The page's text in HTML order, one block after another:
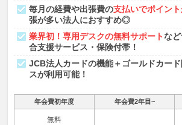
毎月の経費や出張費の支払いでポイン
張が多い法人におすすめ◎
業界初！専用デスクの無料サポートな
合支援サービス・保険付帯！
JCB法人カードの機能＋ゴールドカー
スが利用可能！
年会費初年度 年会費2年目~
無料